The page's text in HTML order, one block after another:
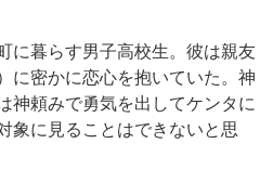
に暮らす男子高校生。彼は親友
に密かに恋心を抱いていた。神
神頼みで勇気を出してケンタに
象に見ることはできないと思